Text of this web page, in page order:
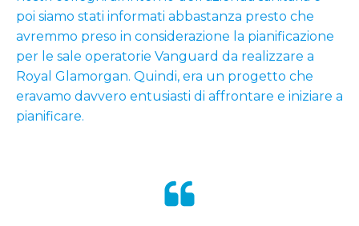
poi siamo stati informati abbastanza presto che
avremmo preso in considerazione la pianificazione
per le sale operatorie Vanguard da realizzare a
Royal Glamorgan. Quindi, era un progetto che
eravamo davvero entusiasti di affrontare e iniziare a
pianificare.